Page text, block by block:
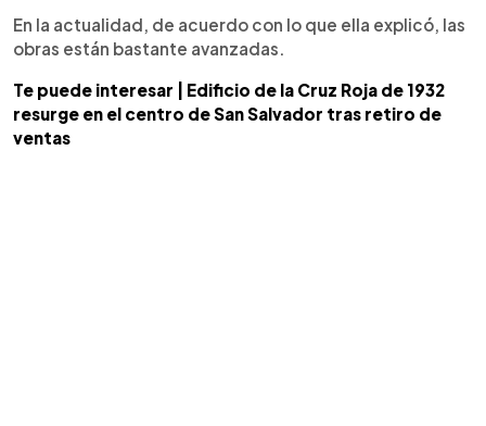
En la actualidad, de acuerdo con lo que ella explicó, las
obras están bastante avanzadas.
Te puede interesar | Edificio de la Cruz Roja de 1932
resurge en el centro de San Salvador tras retiro de
ventas